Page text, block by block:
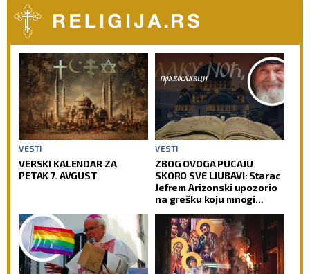
VESTI
VERSKI KALENDAR ZA
PETAK 7. AVGUST
VESTI
ZBOG OVOGA PUCAJU
SKORO SVE LJUBAVI: Starac
Jefrem Arizonski upozorio
na grešku koju mnogi